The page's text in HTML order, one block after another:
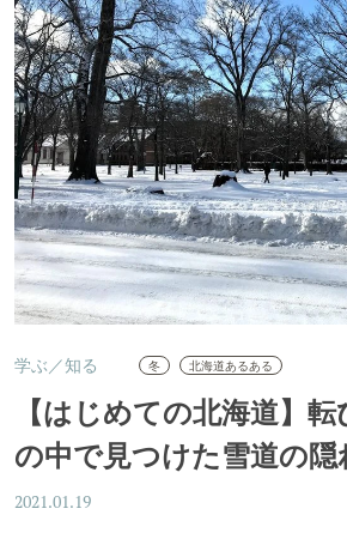
学ぶ／知る 冬 北海道あるある
【はじめての北海道】
の中で見つけた雪道の隠
2021.01.19